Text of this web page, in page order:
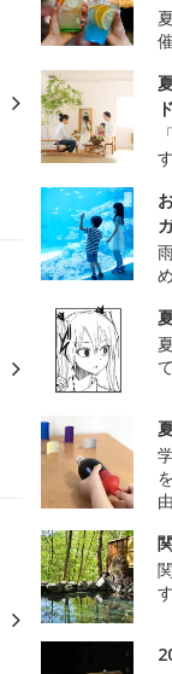
ド